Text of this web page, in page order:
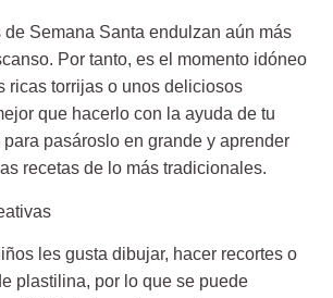
de Semana Santa endulzan aún más
Por tanto, es el momento idóneo
ricas torrijas o unos deliciosos
que hacerlo con la ayuda de tu
pasároslo en grande y aprender
recetas de lo más tradicionales.
les gusta dibujar, hacer recortes o
plastilina, por lo que se puede